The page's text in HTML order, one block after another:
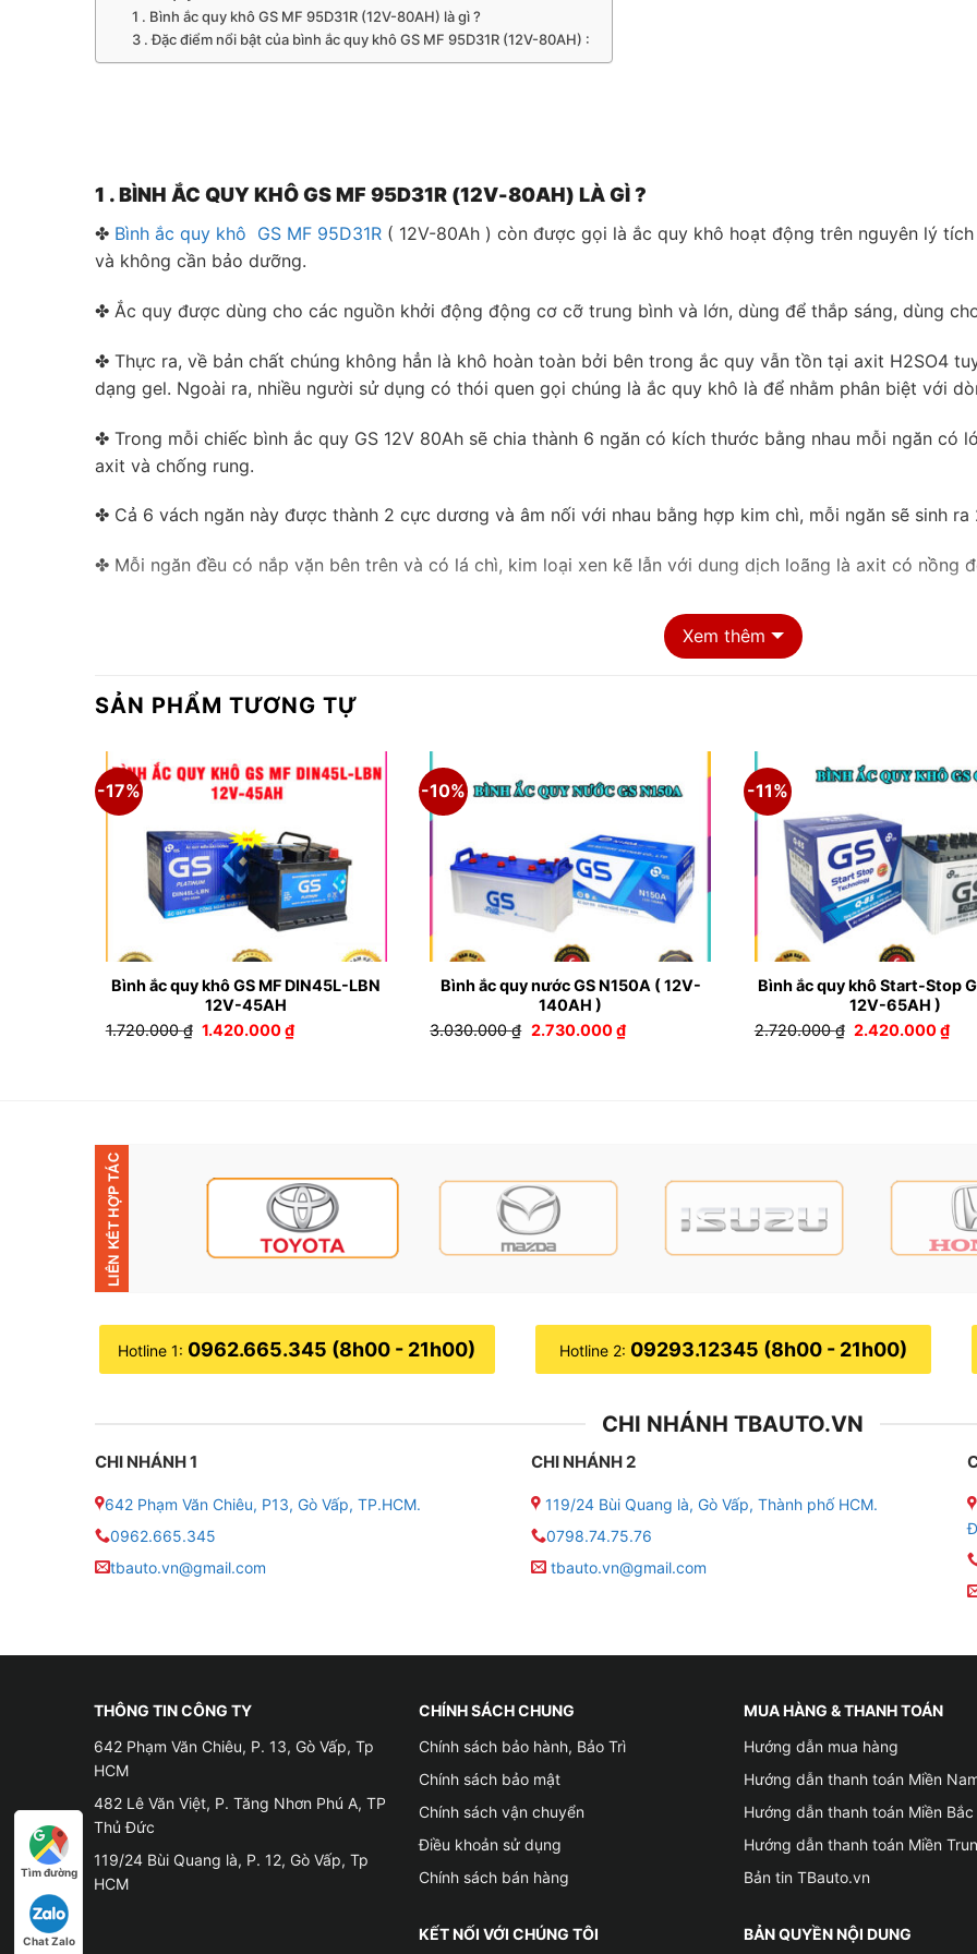
1 . Bình ắc quy khô GS MF 95D31R (12V-80AH) là gì ?
3 . Đặc điểm nổi bật của bình ắc quy khô GS MF 95D31R (12V-80AH) :
1 .BÌNH ẮC QUY KHÔ GS MF 95D31R (12V-80AH) LÀ GÌ ?
✤ Bình ắc quy khô GS MF 95D31R ( 12V-80Ah ) còn được gọi là ắc quy khô hoạt động trên nguyên lý
và không cần bảo dưỡng.
✤ Ắc quy được dùng cho các nguồn khởi động động cơ cỡ trung bình và lớn, dùng để thắp sáng, dùng
✤ Thực ra, về bản chất chúng không hẳn là khô hoàn toàn bởi bên trong ắc quy vẫn tồn tại axit H2SO4
dạng gel. Ngoài ra, nhiều người sử dụng có thói quen gọi chúng là ắc quy khô là để nhằm phân biệt với
✤ Trong mỗi chiếc bình ắc quy GS 12V 80Ah sẽ chia thành 6 ngăn có kích thước bằng nhau mỗi ngăn có
axit và chống rung.
✤ Cả 6 vách ngăn này được thành 2 cực dương và âm nối với nhau bằng hợp kim chì, mỗi ngăn sẽ sinh ra
✤ Mỗi ngăn đều có nắp vặn bên trên và có lá chì, kim loại xen kẽ lẫn với dung dịch loãng là axit có nồng
✤ Bình ắc quy GS được thiết kế phù hợp với điều kiện khí hậu và địa hình tại Việt Nam đáp ứng theo tiêu
bền cao, tuổi thọ dài mang lại sự an toàn và yên tâm trên mọi hành trình.
✤ Ắc quy gs 80ah là một trong TOP các sản phẩm ắc quy bán chạy nhất của thương hiệu GS tại thị trường
Bình ắc quy khô GS MF 95D31R (12V-80AH)
2.Thông số kỹ thuật của bình ắc quy khô GS MF 95D31R (12V-80AH):
■ Bảo hành : 6 tháng
■ Mã JIS: 95D31R
■ Điện áp: 12V
■ Dung lượng: 80Ah
Xem thêm
SẢN PHẨM TƯƠNG TỰ
-17%
Bình ắc quy khô GS MF DIN45L-LBN
12V-45AH
1.720.000₫ Giá
1.420.000₫Giá
-10%
Bình ắc quy nước GS N150A ( 12V-
140AH )
3.030.000₫ Giá
2.730.000₫Giá
hiện
-11%
Bình ắc quy khô Start-Stop
12V-65AH )
2.720.000₫ Giá
2.420.000₫Giá
Hotline 1: 0962.665.345 (8h00 - 21h00) Hotline 2: 09293.12345 (8h00 - 21h00)
CHI NHÁNH TBAUTO.VN
CHI NHÁNH 1
642 Phạm Văn Chiêu, P13, Gò Vấp, TP.HCM.
0962.665.345
tbauto.vn@gmail.com
CHI NHÁNH 2
119/24 Bùi Quang là, Gò Vấp, Thành phố HCM.
0798.74.75.76
tbauto.vn@gmail.com
THÔNG TIN CÔNG TY
642 Phạm Văn Chiêu, P. 13, Gò Vấp, Tp
HCM
482 Lê Văn Việt, P. Tăng Nhơn Phú A, TP
Thủ Đức
119/24 Bùi Quang là, P. 12, Gò Vấp, Tp
HCM
CHÍNH SÁCH CHUNG
Chính sách bảo hành, Bảo Trì
Chính sách bảo mật
Chính sách vận chuyển
Điều khoản sử dụng
Chính sách bán hàng
MUA HÀNG & THANH TOÁN
Hướng dẫn mua hàng
Hướng dẫn thanh toán Miền
Hướng dẫn thanh toán Miền Bắc
Hướng dẫn thanh toán Miền
Bản tin TBauto.vn
KẾT NỐI VỚI CHÚNG TÔI BẢN QUYỀN NỘI DUNG
Tìm đường
Chat Zalo